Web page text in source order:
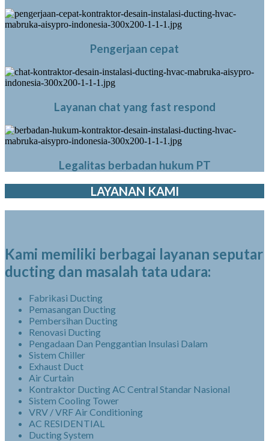
Pengerjaan cepat
Layanan chat yang fast respond
Legalitas berbadan hukum PT
LAYANAN KAMI
Kami memiliki berbagai layanan seputar
ducting dan masalah tata udara:
Fabrikasi Ducting
Pemasangan Ducting
Pembersihan Ducting
Renovasi Ducting
Pengadaan Dan Penggantian Insulasi Dalam
Sistem Chiller
Exhaust Duct
Air Curtain
Kontraktor Ducting AC Central Standar Nasional
Sistem Cooling Tower
VRV / VRF Air Conditioning
AC RESIDENTIAL
Ducting System